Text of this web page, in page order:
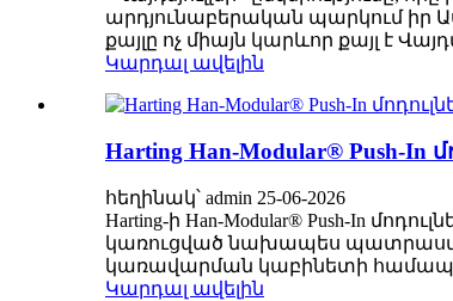
արդյունաբերական պարկում իր
քայլը ոչ միայն կարևոր քայլ է
Կարդալ ավելին
Harting Han-Modular®
հեղինակ՝ admin 25-06-2026
Harting-ի Han-Modular® Push-In
կառուցված նախապես
կառավարման կաբինետի
Կարդալ ավելին